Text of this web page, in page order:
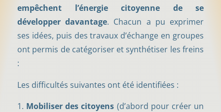
empêchent l’énergie citoyenne de se
développer davantage. Chacun a pu exprimer
ses idées, puis des travaux d’échange en groupes
ont permis de catégoriser et synthétiser les freins
:
Les difficultés suivantes ont été identifiées :
Mobiliser des citoyens (d’abord pour créer un